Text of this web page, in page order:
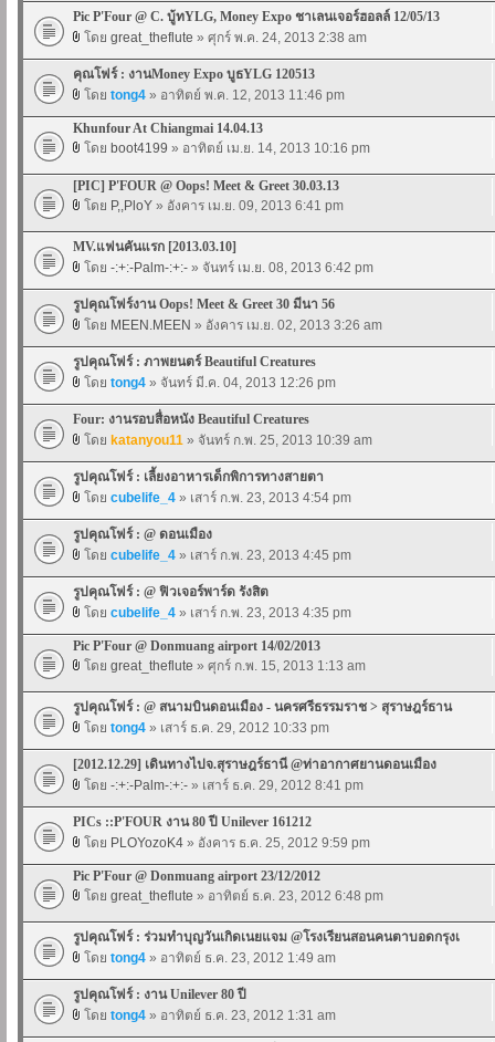
Pic P'Four @ C. บู้ทYLG, Money Expo ชาเลนเจอร์ฮอลล์ 12/05/13
โดย great_theflute » ศุกร์ พ.ค. 24, 2013 2:38 am
คุณโฟร์ : งานMoney Expo บูธYLG 120513
โดย tong4 » อาทิตย์ พ.ค. 12, 2013 11:46 pm
Khunfour At Chiangmai 14.04.13
โดย boot4199 » อาทิตย์ เม.ย. 14, 2013 10:16 pm
[PIC] P'FOUR @ Oops! Meet & Greet 30.03.13
โดย P,,PloY » อังคาร เม.ย. 09, 2013 6:41 pm
MV.แฟนคันแรก [2013.03.10]
โดย -:+:-Palm-:+:- » จันทร์ เม.ย. 08, 2013 6:42 pm
รูปคุณโฟร์งาน Oops! Meet & Greet 30 มีนา 56
โดย MEEN.MEEN » อังคาร เม.ย. 02, 2013 3:26 am
รูปคุณโฟร์ : ภาพยนตร์ Beautiful Creatures
โดย tong4 » จันทร์ มี.ค. 04, 2013 12:26 pm
Four: งานรอบสื่อหนัง Beautiful Creatures
โดย katanyou11 » จันทร์ ก.พ. 25, 2013 10:39 am
รูปคุณโฟร์ : เลี้ยงอาหารเด็กพิการทางสายตา
โดย cubelife_4 » เสาร์ ก.พ. 23, 2013 4:54 pm
รูปคุณโฟร์ : @ ดอนเมือง
โดย cubelife_4 » เสาร์ ก.พ. 23, 2013 4:45 pm
รูปคุณโฟร์ : @ ฟิวเจอร์พาร์ด รังสิต
โดย cubelife_4 » เสาร์ ก.พ. 23, 2013 4:35 pm
Pic P'Four @ Donmuang airport 14/02/2013
โดย great_theflute » ศุกร์ ก.พ. 15, 2013 1:13 am
รูปคุณโฟร์ : @ สนามบินดอนเมือง - นครศรีธรรมราช > สุราษฎร์ธาน
โดย tong4 » เสาร์ ธ.ค. 29, 2012 10:33 pm
[2012.12.29] เดินทางไปจ.สุราษฎร์ธานี @ท่าอากาศยานดอนเมือง
โดย -:+:-Palm-:+:- » เสาร์ ธ.ค. 29, 2012 8:41 pm
PICs ::P'FOUR งาน 80 ปี Unilever 161212
โดย PLOYozoK4 » อังคาร ธ.ค. 25, 2012 9:59 pm
Pic P'Four @ Donmuang airport 23/12/2012
โดย great_theflute » อาทิตย์ ธ.ค. 23, 2012 6:48 pm
รูปคุณโฟร์ : ร่วมทำบุญวันเกิดเนยแจม @โรงเรียนสอนคนตาบอดกรุงเ
โดย tong4 » อาทิตย์ ธ.ค. 23, 2012 1:49 am
รูปคุณโฟร์ : งาน Unilever 80 ปี
โดย tong4 » อาทิตย์ ธ.ค. 23, 2012 1:31 am